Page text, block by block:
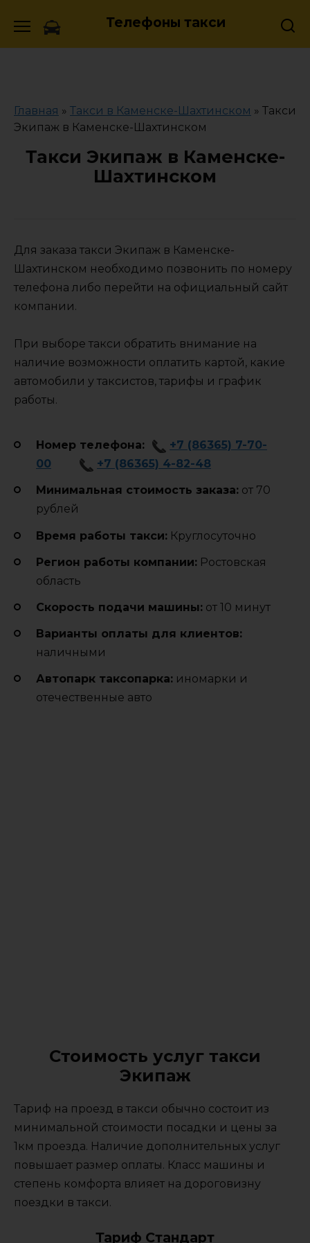
Телефоны такси
Главная » Такси в Каменске-Шахтинском » Такси
Экипаж в Каменске-Шахтинском
Такси Экипаж в Каменске-
Шахтинском
Для заказа такси Экипаж в Каменске-
Шахтинском необходимо позвонить по номеру
телефона либо перейти на официальный сайт
компании.
При выборе такси обратить внимание на
наличие возможности оплатить картой, какие
автомобили у таксистов, тарифы и график
работы.
Номер телефона:
+7 (86365) 7-70-
00
+7 (86365) 4-82-48
Минимальная стоимость заказа: от 70
рублей
Время работы такси: Круглосуточно
Регион работы компании: Ростовская
область
Cкорость подачи машины: от 10 минут
Варианты оплаты для клиентов:
наличными
Автопарк таксопарка: иномарки и
отечественные авто
Стоимость услуг такси
Экипаж
Тариф на проезд в такси обычно состоит из
минимальной стоимости посадки и цены за
1км проезда. Наличие дополнительных услуг
повышает размер оплаты. Класс машины и
степень комфорта влияет на дороговизну
поездки в такси.
Тариф Стандарт